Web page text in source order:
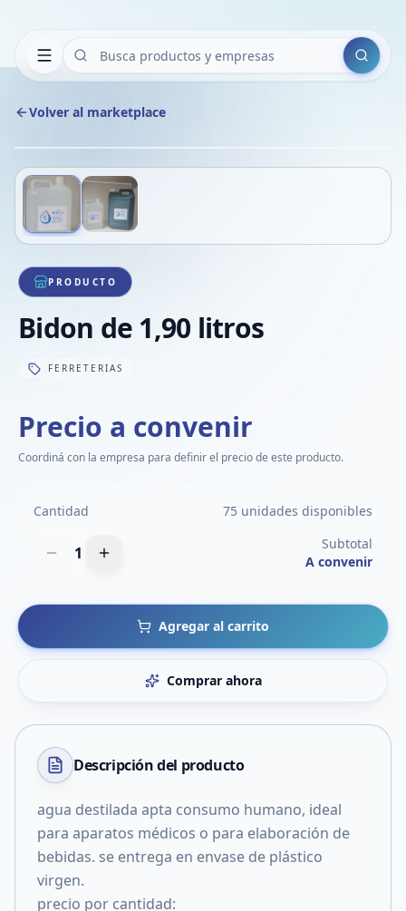
Buscar
Volver al marketplace
1/2
PRODUCTO
Bidon de 1,90 litros
FERRETERIAS
Precio a convenir
Coordiná con la empresa para definir el precio de este producto.
Cantidad 75 unidades disponibles
1
Subtotal
A convenir
Agregar al carrito
Comprar ahora
Descripción del producto
agua destilada apta consumo humano, ideal
para aparatos médicos o para elaboración de
bebidas. se entrega en envase de plástico
virgen.
precio por cantidad: